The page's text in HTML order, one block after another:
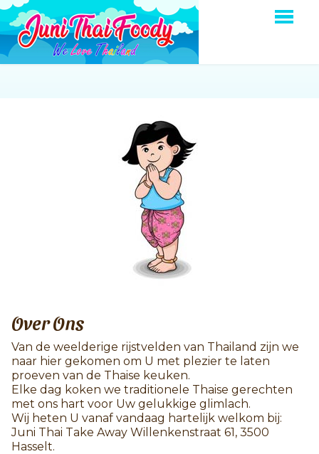
Over Ons
Van de weelderige rijstvelden van Thailand zijn we
naar hier gekomen om U met plezier te laten
proeven van de Thaise keuken.
Elke dag koken we traditionele Thaise gerechten
met ons hart voor Uw gelukkige glimlach.
Wij heten U vanaf vandaag hartelijk welkom bij:
Juni Thai Take Away Willenkenstraat 61, 3500
Hasselt.